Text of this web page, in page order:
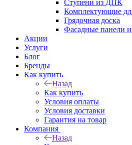
Ступени из ДПК
Комплектующие
Грядочная доска
Фасадные панели
Акции
Услуги
Блог
Бренды
Как купить
Назад
Как купить
Условия оплаты
Условия доставки
Гарантия на товар
Компания
Назад